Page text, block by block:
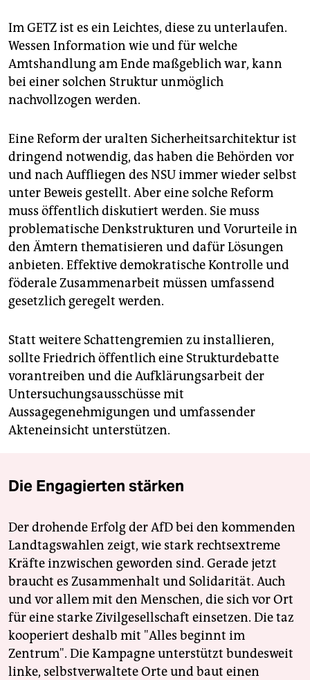
Im GETZ ist es ein Leichtes, diese zu unterlaufen.
Wessen Information wie und für welche
Amtshandlung am Ende maßgeblich war, kann
bei einer solchen Struktur unmöglich
nachvollzogen werden.
Eine Reform der uralten Sicherheitsarchitektur ist
dringend notwendig, das haben die Behörden vor
und nach Auffliegen des NSU immer wieder selbst
unter Beweis gestellt. Aber eine solche Reform
muss öffentlich diskutiert werden. Sie muss
problematische Denkstrukturen und Vorurteile in
den Ämtern thematisieren und dafür Lösungen
anbieten. Effektive demokratische Kontrolle und
föderale Zusammenarbeit müssen umfassend
gesetzlich geregelt werden.
Statt weitere Schattengremien zu installieren,
sollte Friedrich öffentlich eine Strukturdebatte
vorantreiben und die Aufklärungsarbeit der
Untersuchungsausschüsse mit
Aussagegenehmigungen und umfassender
Akteneinsicht unterstützen.
Die Engagierten stärken
Der drohende Erfolg der AfD bei den kommenden
Landtagswahlen zeigt, wie stark rechtsextreme
Kräfte inzwischen geworden sind. Gerade jetzt
braucht es Zusammenhalt und Solidarität. Auch
und vor allem mit den Menschen, die sich vor Ort
für eine starke Zivilgesellschaft einsetzen. Die taz
kooperiert deshalb mit "Alles beginnt im
Zentrum". Die Kampagne unterstützt bundesweit
linke, selbstverwaltete Orte und baut einen